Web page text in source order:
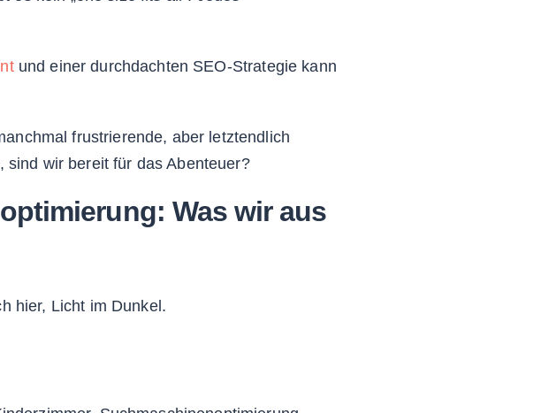
und einer durchdachten SEO-Strategie kann
frustrierende, aber letztendlich
sind wir bereit für das Abenteuer?
Was wir aus
hier, Licht im Dunkel.